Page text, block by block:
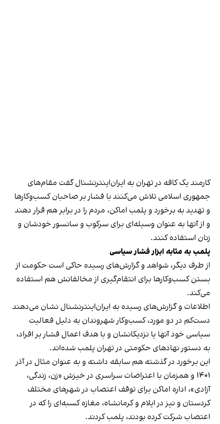
کارمند یک کافه در تهران به ایران‌اینترنشنال گفت مقام‌های
جمهوری اسلامی تلاش می‌کنند با فشار بر صاحبان کسب‌وکارها
و تهدید به برخورد و پلمب اماکن، مردم را در برابر هم قرار دهند
و از آنها به عنوان وسیله‌ای برای سرکوب و سانسور خودشان و
زنان استفاده کنند.
پلمب به مثابه ابزار فشار سیاسی
از طرف دیگر، شواهد و گزارش‌های رسیده حاکی است حکومت از
بستن کسب‌وکارها برای انتقام‌گیری از مخالفانش هم استفاده
می‌کند.
اطلاعات و گزارش‌های رسیده به ایران‌اینترنشنال نشان می‌دهند
دست‌کم در دو مورد، کسب‌وکار شهروندان به دلیل فعالیت
سیاسی خود آنها یا نزدیکانشان و با هدف اعمال فشار بر افراد،
به دستور نهادهای حکومتی در تهران پلمب شده‌اند.
این برخورد در گذشته هم سابقه داشته و به عنوان مثال در آذر
۱۴۰۱ و همزمان با اعتراضات سراسری در خیزش «زن، زندگی،
آزادی»، اداره اماکن برای توقف اعتصاب در شهرهای مختلف
کردستان و نیز در ایلام و کرمانشاه، مغازه کسبه‌ای را که در
اعتصاب شرکت کرده بودند، پلمب کردند.